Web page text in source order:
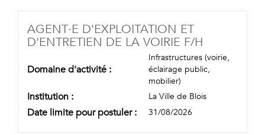
AGENT·E D'EXPLOITATION ET
D'ENTRETIEN DE LA VOIRIE F/H
Domaine d'activité :
Infrastructures (voirie,
éclairage public,
mobilier)
Institution : La Ville de Blois
Date limite pour postuler : 31/08/2026